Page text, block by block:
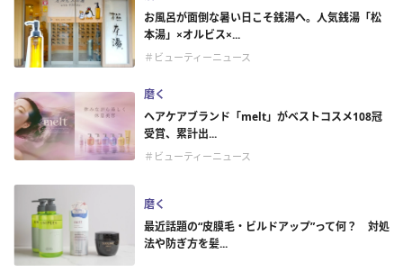
お風呂が面倒な暑い日こそ銭湯へ。人気銭湯「松
本湯」×オルビス×...
＃ビューティーニュース
磨く
ヘアケアブランド「melt」がベストコスメ108冠
受賞、累計出...
＃ビューティーニュース
磨く
最近話題の“皮膜毛・ビルドアップ”って何？ 対処
法や防ぎ方を髪...